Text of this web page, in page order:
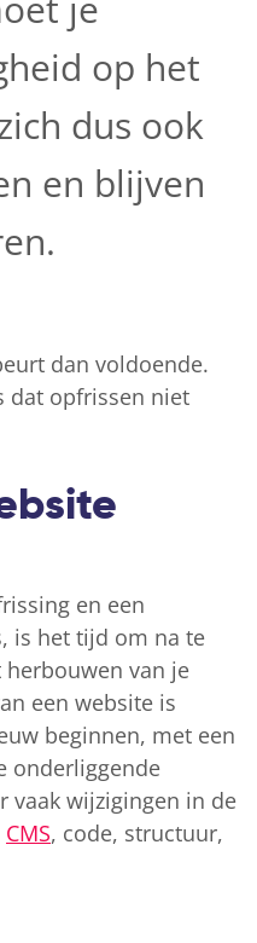
op het
dus ook
en blijven
dan voldoende.
dat opfrissen niet
en een
is het tijd om na te
van je
een website is
beginnen, met een
onderliggende
vaak wijzigingen in de
CMS, code, structuur,